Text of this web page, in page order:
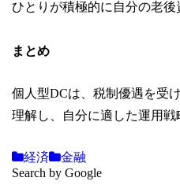
ひとりが積極的に自分の老後
まとめ
個人型DCは、税制優遇を受
理解し、自分に適した運用戦
経済
金融
Search by Google